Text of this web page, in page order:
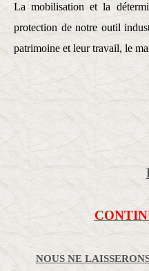
La mobilisation et la
protection de notre outil
patrimoine et leur travail, le
NOUS NE